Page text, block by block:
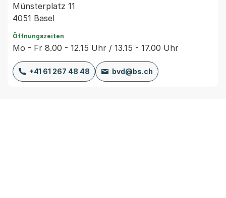
Münsterplatz 11
4051 Basel
Öffnungszeiten
Mo - Fr 8.00 - 12.15 Uhr / 13.15 - 17.00 Uhr
+41 61 267 48 48 bvd@bs.ch